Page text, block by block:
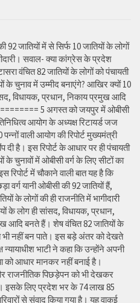
92 जातियों में से सिर्फ 10 जातियों के लोगों
सवाल- क्या कांग्रेस के प्रदेश
वंचित 82 जातियों के लोगों को पंचायती
के चुनाव में उम्मीद बनाएंगे? आखिर क्यों 10
विधायक, प्रधान, निकाय प्रमुख आदि
5 अगस्त को जयपुर में ओबीसी
आयोग के अध्यक्ष रिटायर्ड जज
वाली आयोग की रिपोर्ट मुख्यमंत्री
दी है। इस रिपोर्ट के आधार पर ही पंचायती
के चुनावों में ओबीसी वर्ग के लिए सीटों का
रिपोर्ट में चौकाने वाली बात यह है कि
वर्ग यानी ओबीसी की 92 जातियों हैं,
के लोगों की ही राजनीति में भागीदारी
के लोग ही सांसद, विधायक, प्रधान,
आदि बनते हैं। शेष वंचित 82 जातियों के
भी नहीं बन पाते। इस बड़े अंतर को देखते
भाटी ने कहा कि उन्होंने अपनी
को आधार मानकर नहीं बनाई है।
राजनीतिक पिछड़ेपन को भी देखकर
है। इसके लिए प्रदेश भर के 74 लाख 85
से संवाद किया गया है। यह वाकई